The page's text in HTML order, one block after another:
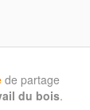
de partage
du bois.